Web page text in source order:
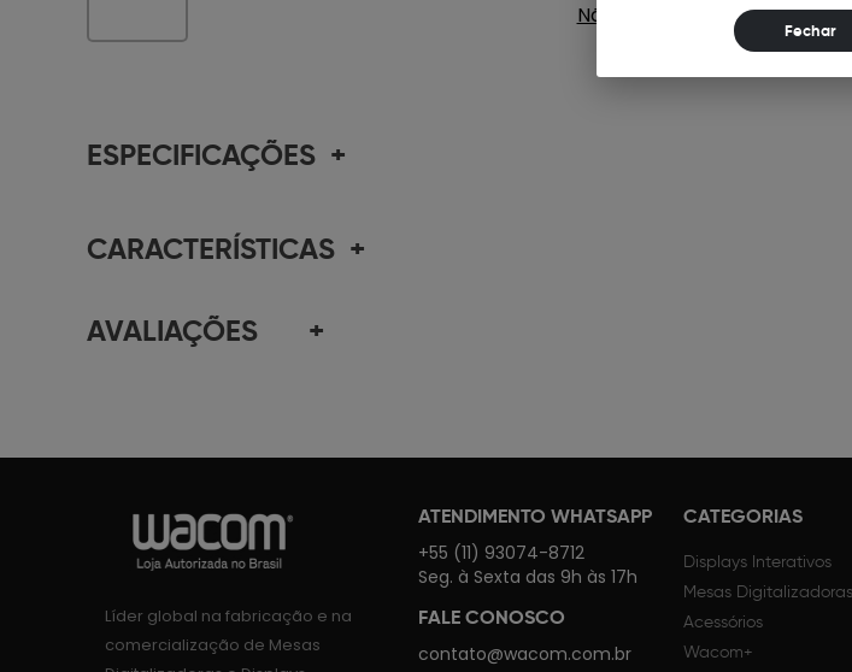
Não sei meu CEP
ESPECIFICAÇÕES +
CARACTERÍSTICAS +
AVALIAÇÕES +
Líder global na fabricação e na
comercialização de Mesas
ATENDIMENTO WHATSAPP
+55 (11) 93074-8712
Seg. à Sexta das 9h às 17h
FALE CONOSCO
contato@wacom.com.br
CATEGORIAS
Displays Interativos
Mesas Digitalizadoras
Acessórios
Wacom+